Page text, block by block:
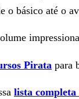
o básico até o
Pirata para
lista completa